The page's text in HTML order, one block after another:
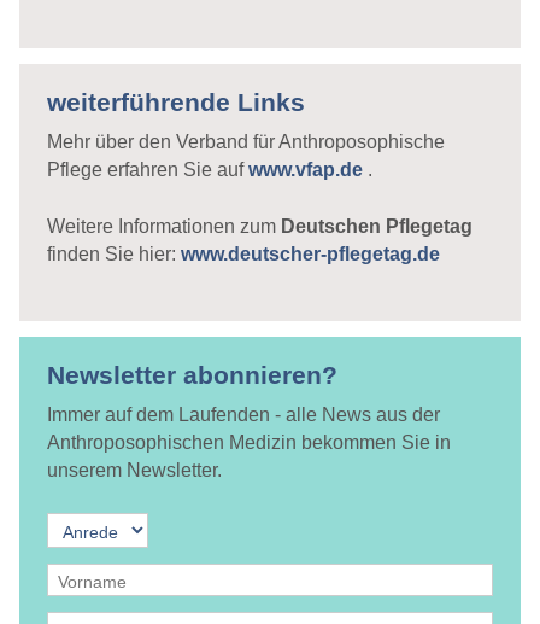
weiterführende Links
Mehr über den Verband für Anthroposophische
Pflege erfahren Sie aufwww.vfap.de.
Weitere Informationen zum Deutschen Pflegetag
finden Sie hier: www.deutscher-pflegetag.de
Newsletter abonnieren?
Immer auf dem Laufenden - alle News aus der
Anthroposophischen Medizin bekommen Sie in
unserem Newsletter.